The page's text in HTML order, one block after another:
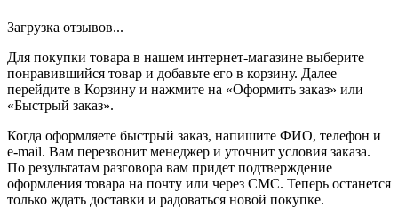
Загрузка отзывов...
Для покупки товара в нашем интернет-магазине выберите
понравившийся товар и добавьте его в корзину. Далее
перейдите в Корзину и нажмите на «Оформить заказ» или
«Быстрый заказ».
Когда оформляете быстрый заказ, напишите ФИО, телефон и
e-mail. Вам перезвонит менеджер и уточнит условия заказа.
По результатам разговора вам придет подтверждение
оформления товара на почту или через СМС. Теперь останется
только ждать доставки и радоваться новой покупке.